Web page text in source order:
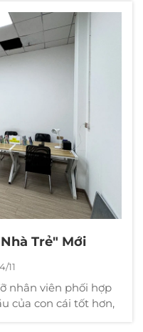
tôi...
Trẻ" Mới
11
nhân viên phối hợp
của con cái tốt hơn,